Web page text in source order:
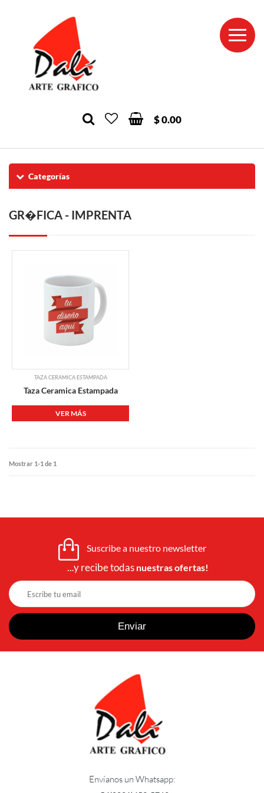
$ 0.00
Categorías
GR�FICA - IMPRENTA
TAZA CERAMICA ESTAMPADA
Taza Ceramica Estampada
VER MÁS
Mostrar 1-1 de 1
Suscribe a nuestro newsletter
...y recibe todas nuestras ofertas!
Envíanos un Whatsapp: